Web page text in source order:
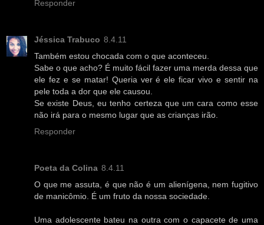
Responder
Jéssica Trabuco 8.4.11
Também estou chocada com o que aconteceu.
Sabe o que acho? É muito fácil fazer uma merda dessa que
ele fez e se matar! Queria ver é ele ficar vivo e sentir na
pele toda a dor que ele causou.
Se existe Deus, eu tenho certeza que um cara como esse
não irá para o mesmo lugar que as crianças irão.
Responder
Poeta da Colina 8.4.11
O que me assuta, é que não é um alienígena, nem fugitivo
de manicômio. É um fruto da nossa sociedade.
Uma adolescente bateu na outra com o capacete de uma